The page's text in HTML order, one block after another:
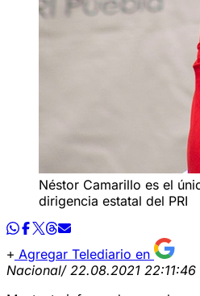
Néstor Camarillo es el
dirigencia estatal del PRI
Agregar Telediario en
Nacional/ 22.08.2021 22:11:46